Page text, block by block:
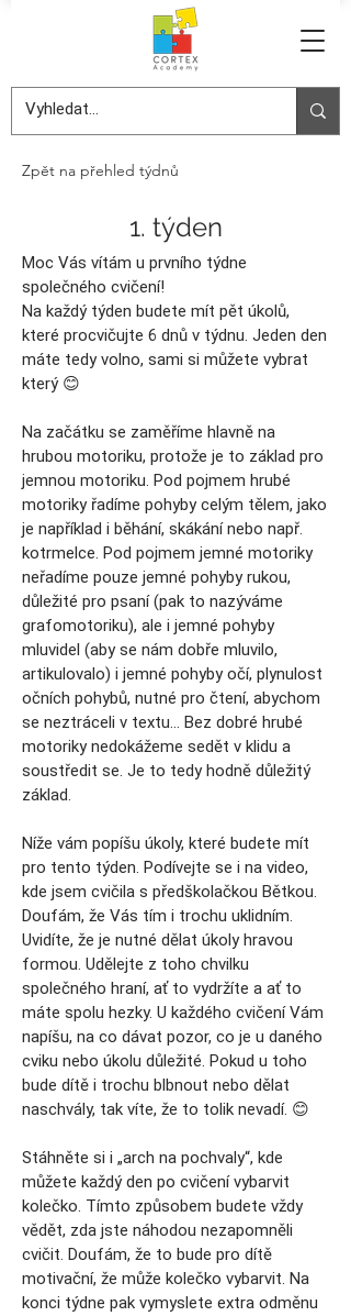
Zpět na přehled týdnů
1. týden
Moc Vás vítám u prvního týdne
společného cvičení!
Na každý týden budete mít pět úkolů,
které procvičujte 6 dnů v týdnu. Jeden den
máte tedy volno, sami si můžete vybrat
který 😊
Na začátku se zaměříme hlavně na
hrubou motoriku, protože je to základ pro
jemnou motoriku. Pod pojmem hrubé
motoriky řadíme pohyby celým tělem, jako
je například i běhání, skákání nebo např.
kotrmelce. Pod pojmem jemné motoriky
neřadíme pouze jemné pohyby rukou,
důležité pro psaní (pak to nazýváme
grafomotoriku), ale i jemné pohyby
mluvidel (aby se nám dobře mluvilo,
artikulovalo) i jemné pohyby očí, plynulost
očních pohybů, nutné pro čtení, abychom
se neztráceli v textu… Bez dobré hrubé
motoriky nedokážeme sedět v klidu a
soustředit se. Je to tedy hodně důležitý
základ.
Níže vám popíšu úkoly, které budete mít
pro tento týden. Podívejte se i na video,
kde jsem cvičila s předškolačkou Bětkou.
Doufám, že Vás tím i trochu uklidním.
Uvidíte, že je nutné dělat úkoly hravou
formou. Udělejte z toho chvilku
společného hraní, ať to vydržíte a ať to
máte spolu hezky. U každého cvičení Vám
napíšu, na co dávat pozor, co je u daného
cviku nebo úkolu důležité. Pokud u toho
bude dítě i trochu blbnout nebo dělat
naschvály, tak víte, že to tolik nevadí. 😊
Stáhněte si i „arch na pochvaly“, kde
můžete každý den po cvičení vybarvit
kolečko. Tímto způsobem budete vždy
vědět, zda jste náhodou nezapomněli
cvičit. Doufám, že to bude pro dítě
motivační, že může kolečko vybarvit. Na
konci týdne pak vymyslete extra odměnu